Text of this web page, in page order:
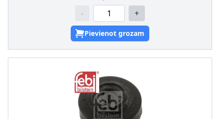
- +
Pievienot grozam